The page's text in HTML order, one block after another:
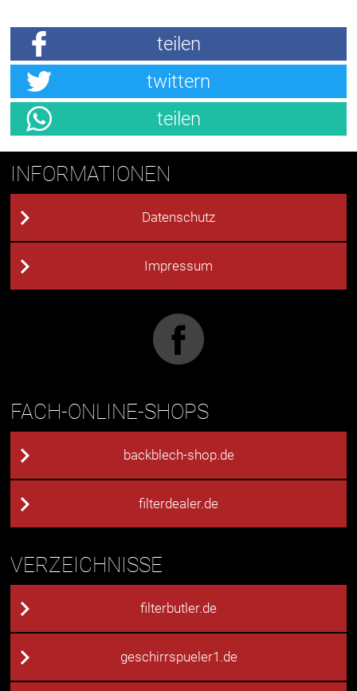
teilen
twittern
teilen
INFORMATIONEN
Datenschutz
Impressum
FACH-ONLINE-SHOPS
backblech-shop.de
filterdealer.de
VERZEICHNISSE
filterbutler.de
geschirrspueler1.de